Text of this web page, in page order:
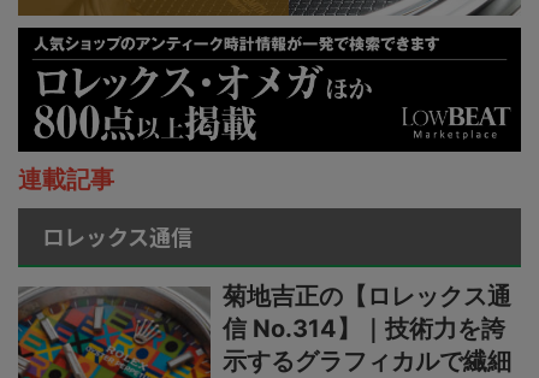
連載記事
ロレックス通信
菊地吉正の【ロレックス通
信 No.314】｜技術力を誇
示するグラフィカルで繊細